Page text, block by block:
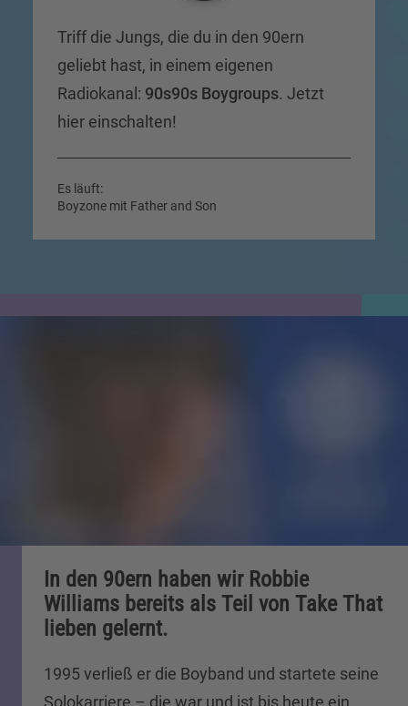
Triff die Jungs, die du in den 90ern
geliebt hast, in einem eigenen
Radiokanal: 90s90s Boygroups. Jetzt
hier einschalten!
Es läuft:
Boyzone mit Father and Son
In den 90ern haben wir Robbie
Williams bereits als Teil von Take That
lieben gelernt.
1995 verließ er die Boyband und startete seine